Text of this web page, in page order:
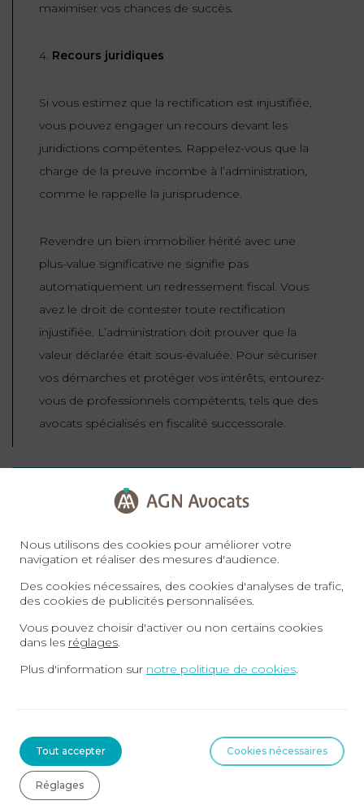
maximiser vos chances de succès.
4. Recours juridiques
Si vous estimez que la rectification est injustifiée,
vous pouvez engager un recours devant les
juridictions compétentes. Rappelez-vous que la
charge de la preuve incombe à l’administration,
comme le rappelle la jurisprudence.
Revendre un bien immobilier hérité avec une
plus-value significative ne signifie pas
automatiquement un redressement fiscal. Vous
avez le droit de contester toute rectification
injustifiée. L’administration doit prouver que la
valeur déclarée était sous-évaluée. Pour sécuriser
vos démarches et protéger vos intérêts, entourez-
vous de professionnels compétents, tels que des
avocats spécialisés en fiscalité successorale.
Prendre rendez-vous avec l'un de nos avocats
experts en droit des successions
Nos avocats experts en succession et fiscalité,
se tiennent à votre disposition pour répondre
à toutes vos questions et vous conseiller. Nos
entretiens peuvent se tenir en présentiel ou en
visio-conférence. Vous pouvez prendre
AGN AVOCATS – Pôle Succession & Fiscalité
Nous utilisons des cookies pour améliorer votre
navigation et réaliser des mesures d'audience.
Des cookies nécessaires, des cookies d'analyses de trafic,
des cookies de publicités personnalisées.
Vous pouvez choisir d'activer ou non certains cookies
dans les réglages
Plus d'information sur notre politique de cookies
Tout accepter Cookies nécessaires
Réglages